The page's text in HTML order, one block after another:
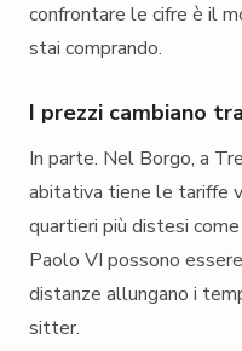
confrontare le cifre è il
stai comprando.
I prezzi cambiano
In parte. Nel Borgo, a
abitativa tiene le tariffe
quartieri più distesi
Paolo VI possono
distanze allungano i
sitter.